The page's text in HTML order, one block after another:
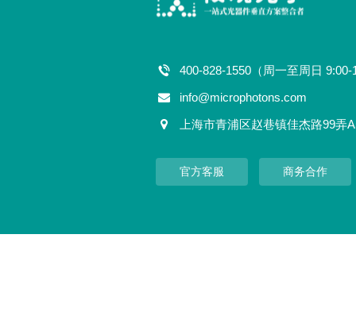
400-828-1550（周一至周日 9:00-
info@microphotons.com
上海市青浦区赵巷镇佳杰路99弄
官方客服 商务合作